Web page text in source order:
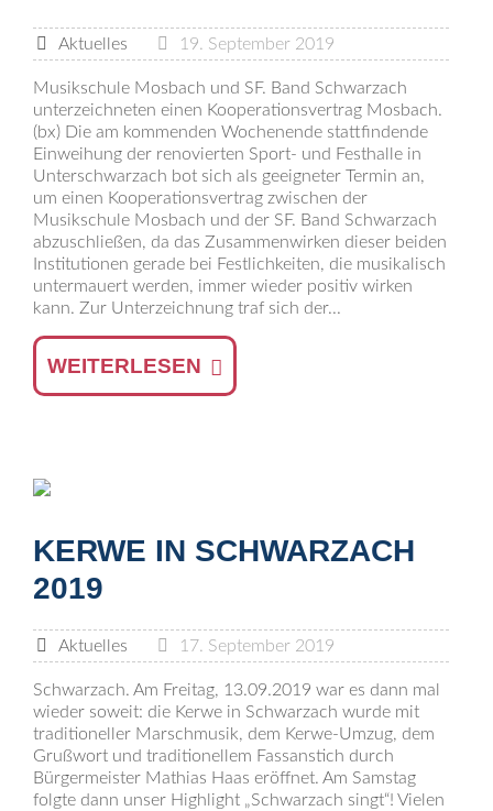
Aktuelles 19. September 2019
Musikschule Mosbach und SF. Band Schwarzach
unterzeichneten einen Kooperationsvertrag Mosbach.
(bx) Die am kommenden Wochenende stattfindende
Einweihung der renovierten Sport- und Festhalle in
Unterschwarzach bot sich als geeigneter Termin an,
um einen Kooperationsvertrag zwischen der
Musikschule Mosbach und der SF. Band Schwarzach
abzuschließen, da das Zusammenwirken dieser beiden
Institutionen gerade bei Festlichkeiten, die musikalisch
untermauert werden, immer wieder positiv wirken
kann. Zur Unterzeichnung traf sich der...
WEITERLESEN
KERWE IN SCHWARZACH
2019
Aktuelles 17. September 2019
Schwarzach. Am Freitag, 13.09.2019 war es dann mal
wieder soweit: die Kerwe in Schwarzach wurde mit
traditioneller Marschmusik, dem Kerwe-Umzug, dem
Grußwort und traditionellem Fassanstich durch
Bürgermeister Mathias Haas eröffnet. Am Samstag
folgte dann unser Highlight „Schwarzach singt“! Vielen